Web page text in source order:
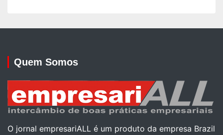
Quem Somos
O jornal empresariALL é um produto da empresa Brazil